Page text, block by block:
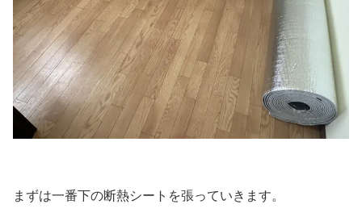
まずは一番下の断熱シートを張っていきます。